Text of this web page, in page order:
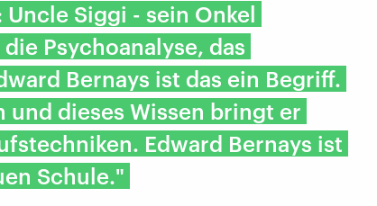
Siggi - sein Onkel
Psychoanalyse, das
Bernays ist das ein Begriff.
und dieses Wissen bringt er
Edward Bernays ist
Schule."